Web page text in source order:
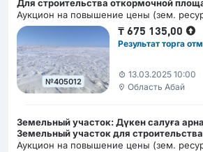
Для строительства откормочной
Аукцион на повышение цены (зем.
№405012
₸675 135,00
Результат торга
13.03.2025 10:00
Область Абай
Земельный участок: Дүкен салуға
Земельный участок для
Аукцион на повышение цены (зем.